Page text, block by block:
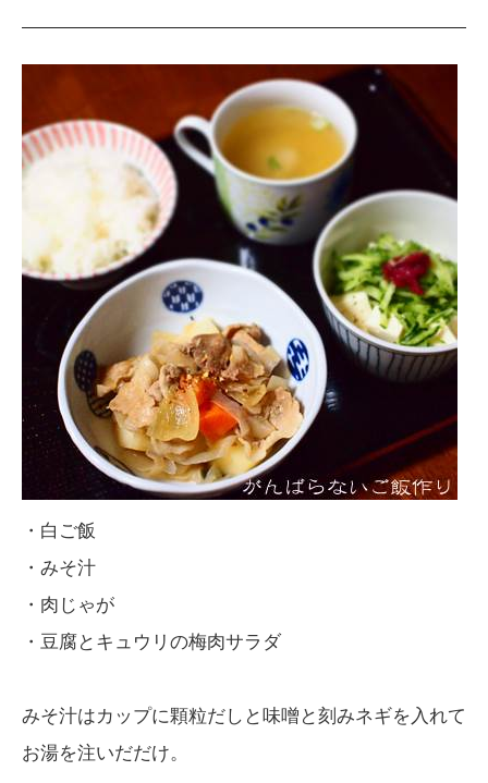
・白ご飯
・みそ汁
・肉じゃが
・豆腐とキュウリの梅肉サラダ
みそ汁はカップに顆粒だしと味噌と刻みネギを入れて
お湯を注いだだけ。